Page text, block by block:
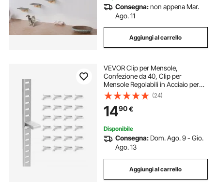
Consegna:non appena Mar.
Ago. 11
Aggiungi al carrello
VEVOR Clip per Mensole,
Confezione da 40, Clip per
Mensole Regolabili in Acciaio per
Supporti in Metallo, Legno e Vetro,
Compatibili con Armadi, Credenze,
Librerie, Scarpiere, Argento
(24)
1490€
Disponibile
Consegna: Dom. Ago. 9 - Gio.
Ago. 13
Aggiungi al carrello